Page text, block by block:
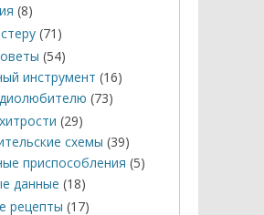
(8)
(71)
(54)
инструмент (16)
(73)
(29)
схемы (39)
приспособления (5)
данные (18)
рецепты (17)